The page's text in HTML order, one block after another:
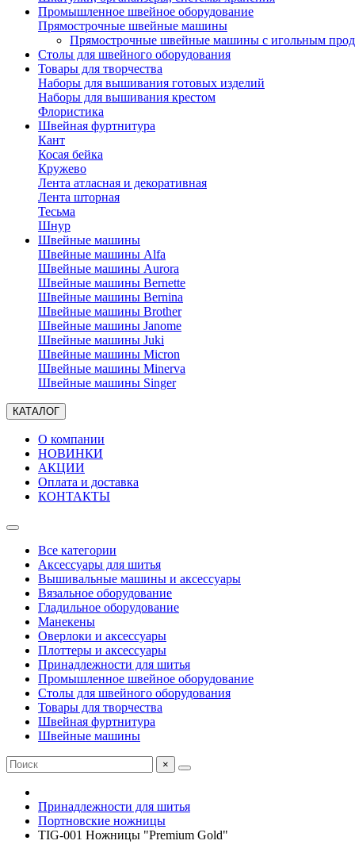
Промышленное швейное оборудование
Прямострочные швейные машины
Прямострочные швейные машины с игольным
Столы для швейного оборудования
Товары для творчества
Наборы для вышивания готовых изделий
Наборы для вышивания крестом
Флористика
Швейная фуртнитура
Кант
Косая бейка
Кружево
Лента aтласная и декоративная
Лента шторная
Тесьма
Шнур
Швейные машины
Швейные машины Alfa
Швейные машины Aurora
Швейные машины Bernette
Швейные машины Bernina
Швейные машины Brother
Швейные машины Janome
Швейные машины Juki
Швейные машины Micron
Швейные машины Minerva
Швейные машины Singer
КАТАЛОГ
О компании
НОВИНКИ
АКЦИИ
Оплата и доставка
КОНТАКТЫ
Все категории
Аксессуары для шитья
Вышивальные машины и аксессуары
Вязальное оборудование
Гладильное оборудование
Манекены
Оверлоки и аксессуары
Плоттеры и аксессуары
Принадлежности для шитья
Промышленное швейное оборудование
Столы для швейного оборудования
Товары для творчества
Швейная фуртнитура
Швейные машины
×
Принадлежности для шитья
Портновские ножницы
TIG-001 Ножницы "Premium Gold"